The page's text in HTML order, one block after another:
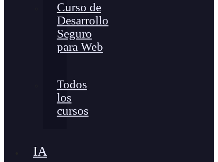
Curso de
Desarrollo
Seguro
para Web
Todos
los
cursos
IA